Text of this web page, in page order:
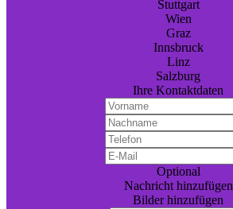
Stuttgart
Wien
Graz
Innsbruck
Linz
Salzburg
Ihre Kontaktdaten
Optional
Nachricht hinzufügen
Bilder hinzufügen